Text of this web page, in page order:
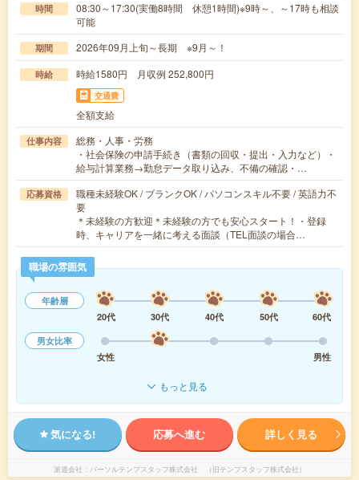
時間
08:30～17:30(実働8時間 休憩1時間)※9時～、～17時も相談
可能
期間 2026年09月上旬～長期 ※9月～！
時給 時給1580円 月収例 252,800円
交通費
全額支給
仕事内容
総務・人事・労務
・社会保険の申請手続き（書類の回収・提出・入力など）・
給与計算業務→勤怠データ取り込み、不備の確認・…
応募資格
職種未経験OK / ブランクOK / パソコンスキル不要 / 英語力不
要
＊未経験の方歓迎＊未経験の方でも安心スタート！・登録
時、キャリアを一緒に考える面談（TEL面談の場合…
職場の雰囲気
年齢層
20代
30代 40代 50代
60代
男女比率
女性
男性
もっと見る
気になる! 応募へ進む 詳しく見る
派遣会社 パーソルテンプスタッフ株式会社 （旧テンプスタッフ株式会社）